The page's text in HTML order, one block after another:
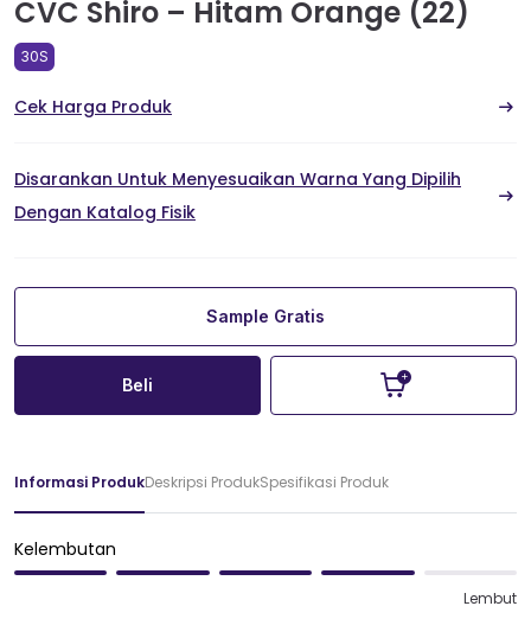
CVC Shiro – Hitam Orange (22)
30S
Cek Harga Produk
Disarankan Untuk Menyesuaikan Warna Yang Dipilih
Dengan Katalog Fisik
Sample Gratis
Beli
Informasi ProdukDeskripsi ProdukSpesifikasi Produk
Kelembutan
Lembut